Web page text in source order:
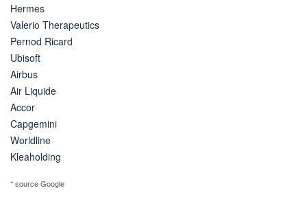
Hermes
Valerio Therapeutics
Pernod Ricard
Ubisoft
Airbus
Air Liquide
Accor
Capgemini
Worldline
Kleaholding
* source Google